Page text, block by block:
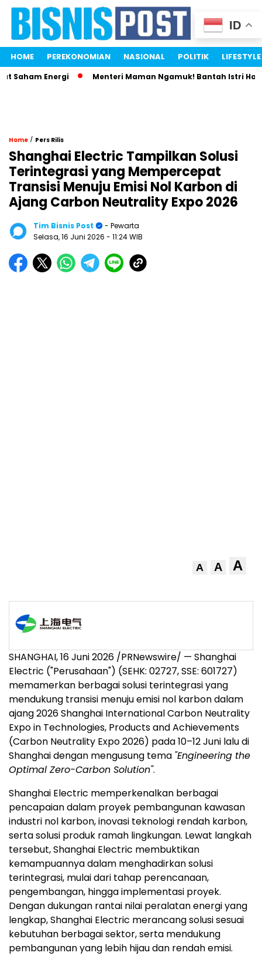
HOME PEREKONOMIAN NASIONAL POLITIK LIFESTYLE
Energi Menteri Maman Ngamuk! Bantah Istri
Home / Pers Rilis
Shanghai Electric Tampilkan Solusi
Terintegrasi yang Mempercepat
Transisi Menuju Emisi Nol Karbon di
Ajang Carbon Neutrality Expo 2026
Tim Bisnis Post
- Pewarta
Selasa, 16 Juni 2026 - 11:24 WIB
A A A
SHANGHAI, 16 Juni 2026 /PRNewswire/ — Shanghai
Electric ("Perusahaan") (SEHK: 02727, SSE: 601727)
memamerkan berbagai solusi terintegrasi yang
mendukung transisi menuju emisi nol karbon dalam
ajang 2026 Shanghai International Carbon Neutrality
Expo in Technologies, Products and Achievements
(Carbon Neutrality Expo 2026) pada 10–12 Juni lalu di
Shanghai dengan mengusung tema "Engineering the
Optimal Zero-Carbon Solution".
Shanghai Electric memperkenalkan berbagai
pencapaian dalam proyek pembangunan kawasan
industri nol karbon, inovasi teknologi rendah karbon,
serta solusi produk ramah lingkungan. Lewat langkah
tersebut, Shanghai Electric membuktikan
kemampuannya dalam menghadirkan solusi
terintegrasi, mulai dari tahap perencanaan,
pengembangan, hingga implementasi proyek.
Dengan dukungan rantai nilai peralatan energi yang
lengkap, Shanghai Electric merancang solusi sesuai
kebutuhan berbagai sektor, serta mendukung
pembangunan yang lebih hijau dan rendah emisi.
ID